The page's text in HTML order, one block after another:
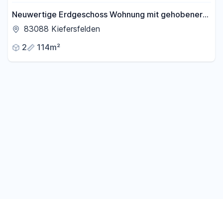
Neuwertige Erdgeschoss Wohnung mit gehobener
Ausstattung und herausragender Architektur
83088 Kiefersfelden
2
114m²